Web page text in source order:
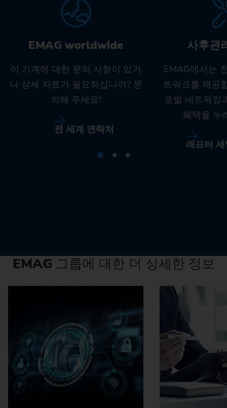
EMAG worldwide
이 기계에 대한 문의 사항이 있거
나 상세 자료가 필요하십니까? 문
의해 주세요!
전 세계 연락처
사후관
EMAG에서는
트워크를 제공
로벌 네트워킹
혜택을 누
애프터
EMAG 그룹에 대한 더 상세한 정보